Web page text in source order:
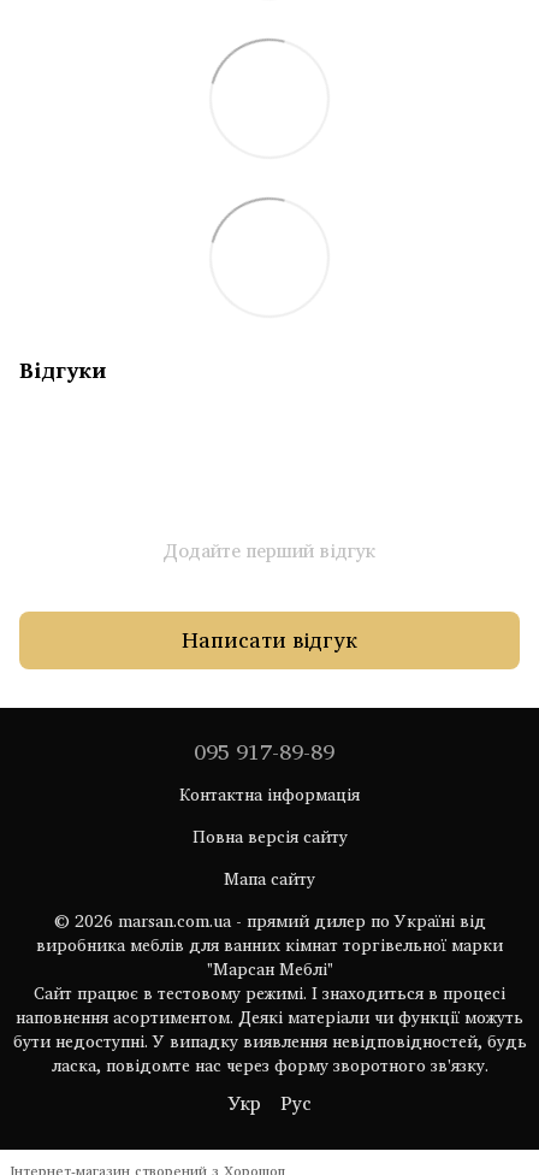
Відгуки
Додайте перший відгук
Написати відгук
095 917-89-89
Контактна інформація
Повна версія сайту
Мапа сайту
© 2026 marsan.com.ua - прямий дилер по Україні від
виробника меблів для ванних кімнат торгівельної марки
"Марсан Меблі"
Сайт працює в тестовому режимі. І знаходиться в процесі
наповнення асортиментом. Деякі матеріали чи функції можуть
бути недоступні. У випадку виявлення невідповідностей, будь
ласка, повідомте нас через форму зворотного зв'язку.
Укр Рус